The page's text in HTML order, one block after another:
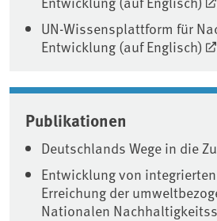
UN-Wissensplattform für
Entwicklung (auf Englisch)
Publikationen
Deutschlands Wege in die
Entwicklung von
Erreichung der
Nationalen